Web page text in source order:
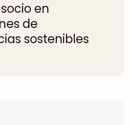
socio en
de
sostenibles